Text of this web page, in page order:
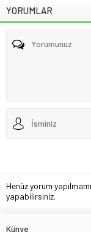
YORUMLAR
Henüz yorum
yapabilirsiniz.
Künye